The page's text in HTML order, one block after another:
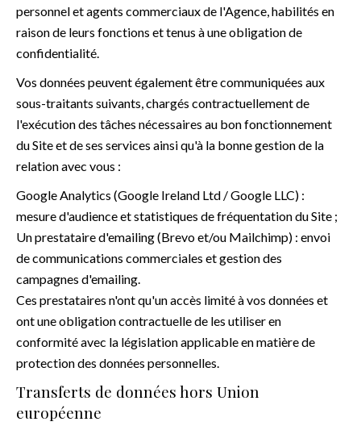
personnel et agents commerciaux de l'Agence, habilités en
raison de leurs fonctions et tenus à une obligation de
confidentialité.
Vos données peuvent également être communiquées aux
sous-traitants suivants, chargés contractuellement de
l'exécution des tâches nécessaires au bon fonctionnement
du Site et de ses services ainsi qu'à la bonne gestion de la
relation avec vous :
Google Analytics (Google Ireland Ltd / Google LLC) :
mesure d'audience et statistiques de fréquentation du Site ;
Un prestataire d'emailing (Brevo et/ou Mailchimp) : envoi
de communications commerciales et gestion des
campagnes d'emailing.
Ces prestataires n'ont qu'un accès limité à vos données et
ont une obligation contractuelle de les utiliser en
conformité avec la législation applicable en matière de
protection des données personnelles.
Transferts de données hors Union
européenne